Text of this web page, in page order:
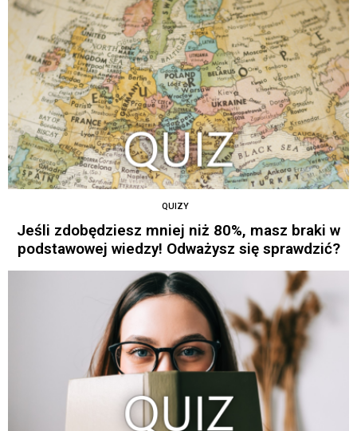
QUIZY
Jeśli zdobędziesz mniej niż 80%, masz braki w
podstawowej wiedzy! Odważysz się sprawdzić?